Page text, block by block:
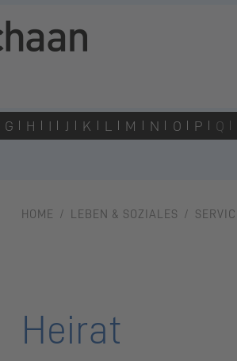
G H I J K L M N O P Q
HOME LEBEN & SOZIALES
Heirat